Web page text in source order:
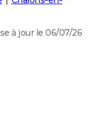
à jour le 06/07/26